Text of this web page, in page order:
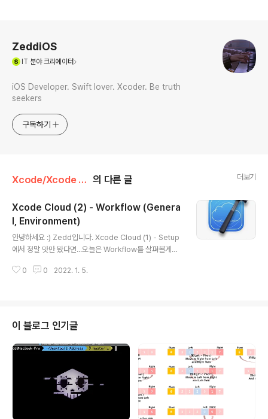
ZeddiOS
IT 분야 크리에이터
iOS Developer. Swift lover. Xcoder. Be truth
seekers
구독하기
Xcode/Xcode Cloud 의 다른 글 더보기
Xcode Cloud (2) - Workflow (Genera
l, Environment)
안녕하세요 :) Zedd입니다. Xcode Cloud (1) - Setup
에서 정말 맛만 봤다면...오늘은 Workflow를 살펴볼게요!
Condition - Actions - Post-Actions 가 존재하는데
안들어오네요@_@..) 🚨 Xcode Cloud (Beta)를 사용
하시는 분들...🚨 언제부터인지는 모르겠지만.. Xcode 1
3.2(13C90)에서 Xcode Cloud가 안되네요 ㅠ Xcode
0 0 2022. 1. 5.
이 블로그 인기글